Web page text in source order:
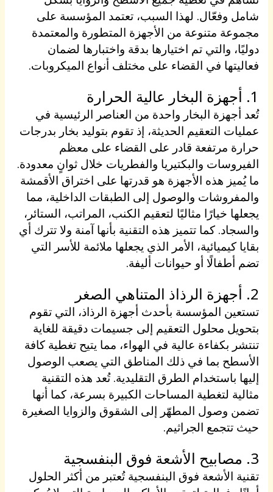
شامل وفعّال. لهذا السبب، تعتمد المؤسسة على
مجموعة متنوعة من الأجهزة المتطورة والمعتمدة
دوليًا، والتي تم اختيارها بدقة واختبارها لضمان
فعاليتها في القضاء على مختلف أنواع الميكروبات.
1. أجهزة البخار عالية الحرارة
تُعد أجهزة البخار واحدة من العناصر الرئيسية في
عمليات التعقيم الحديثة، إذ تقوم بتوليد بخار بدرجات
حرارة مرتفعة قادر على القضاء على معظم
الفيروسات والبكتيريا والفطريات خلال ثوانٍ معدودة.
ما يُميز هذه الأجهزة هو قدرتها على اختراق الأقمشة
والمفروشات والوصول إلى الطبقات الداخلية، مما
يجعلها خيارًا مثاليًا لتعقيم الكنب، المراتب، الستائر،
والسجاد. كما تتميز هذه التقنية بأنها آمنة ولا تترك أي
بقايا كيميائية، الأمر الذي يجعلها ملائمة للأسر التي
تضم أطفالًا أو حيوانات أليفة.
2. أجهزة الرذاذ المتناهي الصغر
تستعين المؤسسة بأحدث أجهزة الرذاذ، التي تقوم
بتحويل محلول التعقيم إلى جسيمات دقيقة للغاية
تنتشر بكفاءة عالية في الهواء، مما يتيح تغطية كافة
الأسطح بما في ذلك المناطق التي يصعب الوصول
إليها باستخدام الطرق التقليدية. تُعد هذه التقنية
مثالية لتغطية المساحات الكبيرة بسرعة، كما أنها
تضمن وصول المطهّر إلى الشقوق والزوايا الصغيرة
حيث تتجمع الجراثيم.
3. مصابيح الأشعة فوق البنفسجية
تقنية الأشعة فوق البنفسجية تُعتبر من أكثر الحلول